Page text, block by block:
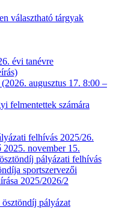
választható tárgyak
évi tanévre
augusztus 17. 8:00 –
felmentettek számára
felhívás 2025/26.
2025. november 15.
pályázati felhívás
sportszervezői
2025/2026/2
pályázat